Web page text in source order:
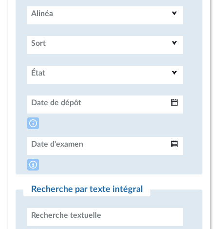
Alinéa
Sort
État
Date de dépôt
Date d'examen
Recherche par texte intégral
Recherche textuelle